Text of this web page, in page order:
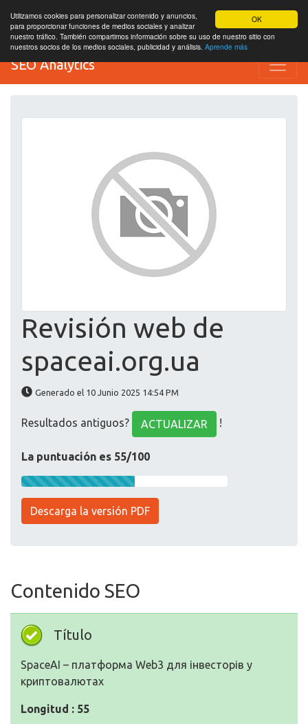
OK
Utilizamos cookies para personalizar contenido y anuncios,
para proporcionar funciones de medios sociales y analizar
nuestro tráfico. También compartimos información sobre su uso de nuestro sitio con
nuestros socios de los medios sociales, publicidad y análisis. Aprende más
SEO Analytics
Revisión web de
spaceai.org.ua
Generado el 10 Junio 2025 14:54 PM
Resultados antiguos? ACTUALIZAR !
La puntuación es 55/100
Descarga la versión PDF
Contenido SEO
Título
SpaceAI – платформа Web3 для інвесторів у
криптовалютах
Longitud : 55